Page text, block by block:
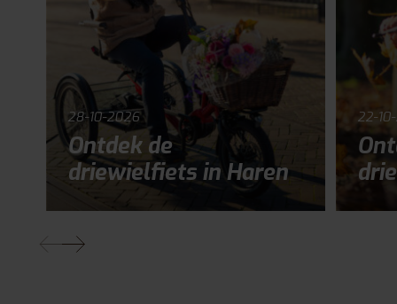
28-10-2026
Ontdek de
driewielfiets in Haren
22-